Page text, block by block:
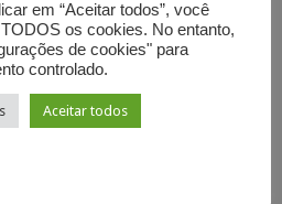
em “Aceitar todos”, você
os cookies. No entanto,
de cookies" para
controlado.
Aceitar todos